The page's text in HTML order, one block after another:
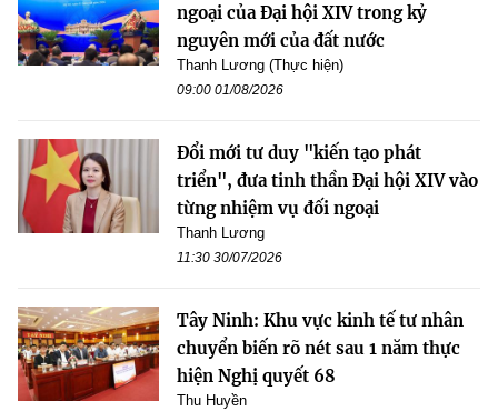
ngoại của Đại hội XIV trong kỷ
nguyên mới của đất nước
Thanh Lương (Thực hiện)
09:00 01/08/2026
Đổi mới tư duy "kiến tạo phát
triển", đưa tinh thần Đại hội XIV vào
từng nhiệm vụ đối ngoại
Thanh Lương
11:30 30/07/2026
Tây Ninh: Khu vực kinh tế tư nhân
chuyển biến rõ nét sau 1 năm thực
hiện Nghị quyết 68
Thu Huyền